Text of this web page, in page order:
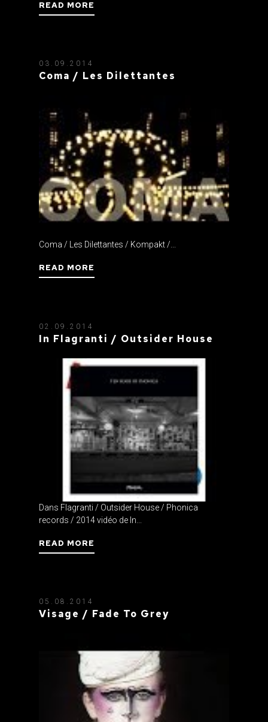
READ MORE
03.09.2014
Coma / Les Dilettantes
Coma / Les Dilettantes / Kompakt /...
READ MORE
02.09.2014
In Flagranti / Outsider House
Dans Flagranti / Outsider House / Phonica
records / 2014 vidéo de In...
READ MORE
05.08.2014
Visage / Fade To Grey